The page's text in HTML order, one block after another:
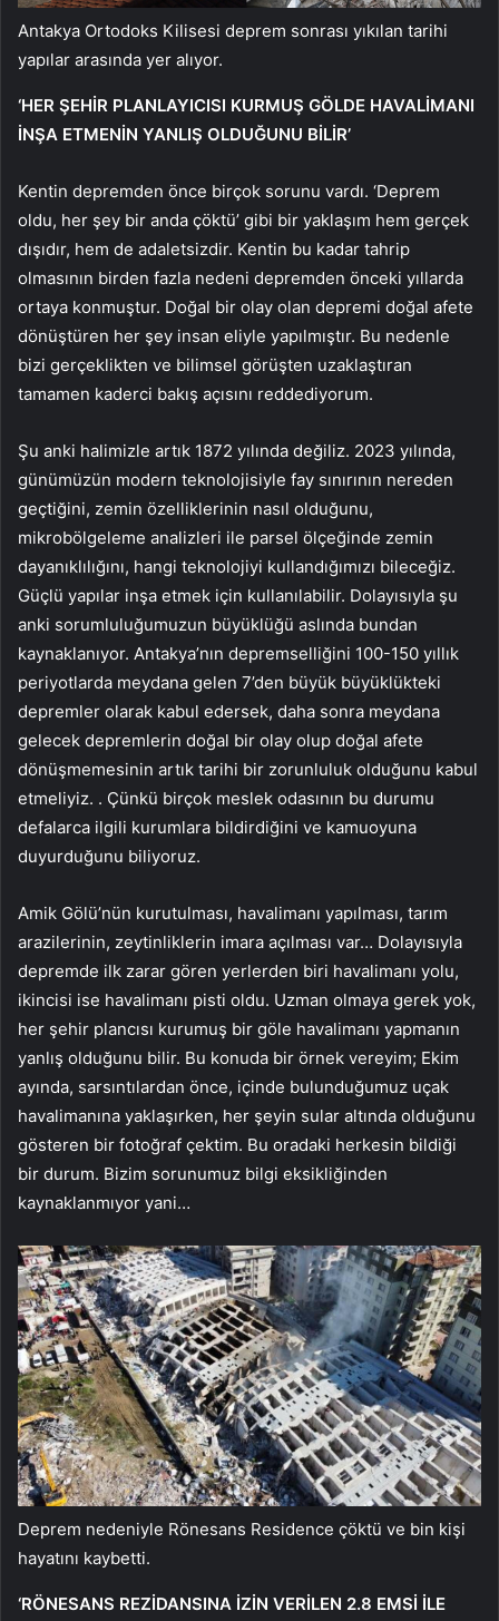
Antakya Ortodoks Kilisesi deprem sonrası yıkılan tarihi
yapılar arasında yer alıyor.
‘HER ŞEHİR PLANLAYICISI KURMUŞ GÖLDE HAVALİMANI
İNŞA ETMENİN YANLIŞ OLDUĞUNU BİLİR’
Kentin depremden önce birçok sorunu vardı. ‘Deprem
oldu, her şey bir anda çöktü’ gibi bir yaklaşım hem gerçek
dışıdır, hem de adaletsizdir. Kentin bu kadar tahrip
olmasının birden fazla nedeni depremden önceki yıllarda
ortaya konmuştur. Doğal bir olay olan depremi doğal afete
dönüştüren her şey insan eliyle yapılmıştır. Bu nedenle
bizi gerçeklikten ve bilimsel görüşten uzaklaştıran
tamamen kaderci bakış açısını reddediyorum.
Şu anki halimizle artık 1872 yılında değiliz. 2023 yılında,
günümüzün modern teknolojisiyle fay sınırının nereden
geçtiğini, zemin özelliklerinin nasıl olduğunu,
mikrobölgeleme analizleri ile parsel ölçeğinde zemin
dayanıklılığını, hangi teknolojiyi kullandığımızı bileceğiz.
Güçlü yapılar inşa etmek için kullanılabilir. Dolayısıyla şu
anki sorumluluğumuzun büyüklüğü aslında bundan
kaynaklanıyor. Antakya’nın depremselliğini 100-150 yıllık
periyotlarda meydana gelen 7’den büyük büyüklükteki
depremler olarak kabul edersek, daha sonra meydana
gelecek depremlerin doğal bir olay olup doğal afete
dönüşmemesinin artık tarihi bir zorunluluk olduğunu kabul
etmeliyiz. . Çünkü birçok meslek odasının bu durumu
defalarca ilgili kurumlara bildirdiğini ve kamuoyuna
duyurduğunu biliyoruz.
Amik Gölü’nün kurutulması, havalimanı yapılması, tarım
arazilerinin, zeytinliklerin imara açılması var… Dolayısıyla
depremde ilk zarar gören yerlerden biri havalimanı yolu,
ikincisi ise havalimanı pisti oldu. Uzman olmaya gerek yok,
her şehir plancısı kurumuş bir göle havalimanı yapmanın
yanlış olduğunu bilir. Bu konuda bir örnek vereyim; Ekim
ayında, sarsıntılardan önce, içinde bulunduğumuz uçak
havalimanına yaklaşırken, her şeyin sular altında olduğunu
gösteren bir fotoğraf çektim. Bu oradaki herkesin bildiği
bir durum. Bizim sorunumuz bilgi eksikliğinden
kaynaklanmıyor yani…
Deprem nedeniyle Rönesans Residence çöktü ve bin kişi
hayatını kaybetti.
‘RÖNESANS REZİDANSINA İZİN VERİLEN 2.8 EMSİ İLE